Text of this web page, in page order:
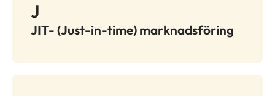
J
JIT- (Just-in-time) marknadsföring